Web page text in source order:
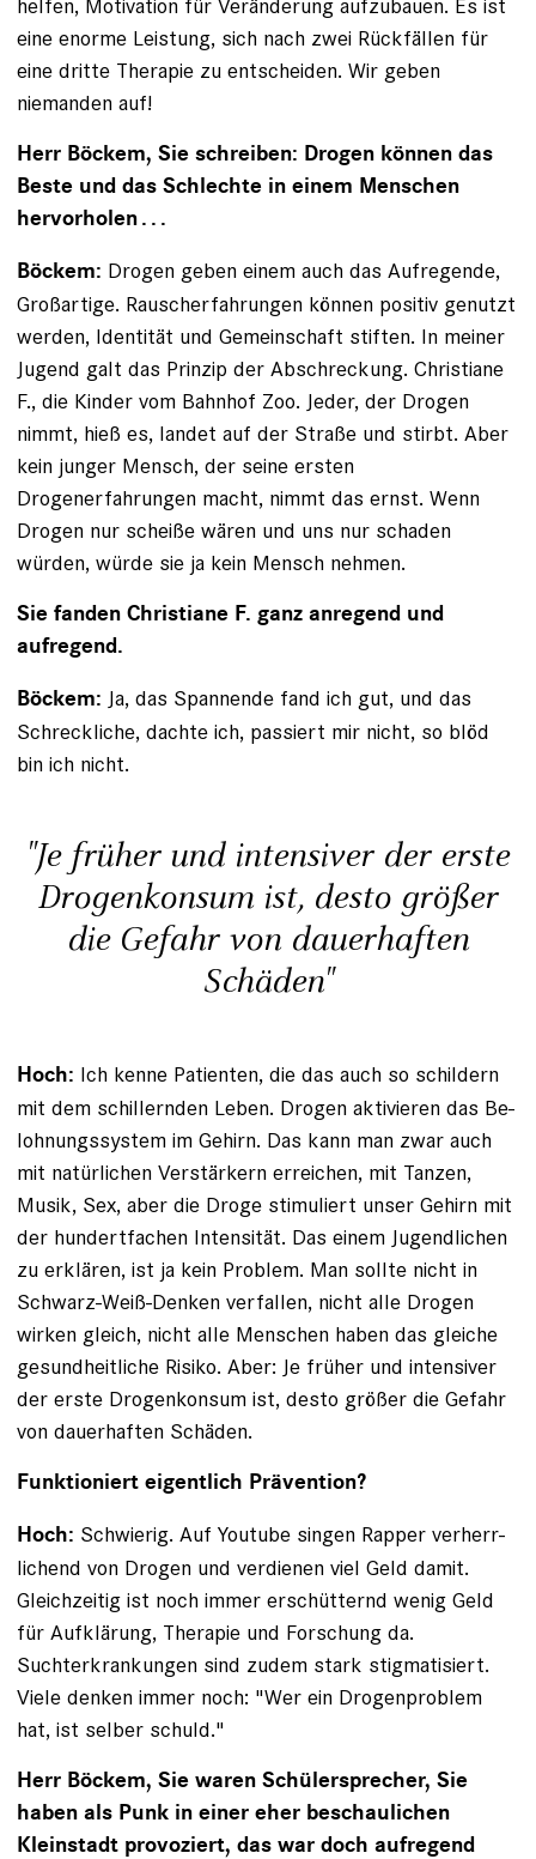
eine enorme Leistung, sich nach zwei Rückfällen für
eine dritte Therapie zu entscheiden. Wir geben
niemanden auf!
Herr Böckem, Sie schreiben: Drogen können das
Beste und das Schlechte in einem Menschen
hervorholen . . .
Böckem: Drogen geben einem auch das Aufregende,
Großartige. Rauscherfahrungen können positiv genutzt
werden, Identität und Gemeinschaft stiften. In meiner
Jugend galt das Prinzip der Abschreckung. Christiane
F., die ­Kinder vom Bahnhof Zoo. Jeder, der Drogen
nimmt, hieß es, landet auf der Straße und stirbt. Aber
kein junger Mensch, der seine ersten
Drogenerfahrungen macht, nimmt das ernst. Wenn
Drogen nur scheiße wären und uns nur schaden
würden, würde sie ja kein Mensch nehmen.
Sie fanden Christiane F. ganz anregend und
aufregend.
Böckem: Ja, das Spannende fand ich gut, und das
Schreckliche, dachte ich, passiert mir nicht, so blöd
bin ich nicht.
"Je früher und intensiver der erste
Drogenkonsum ist, desto größer
die Gefahr von dauerhaften
Schäden"
Hoch: Ich kenne Patienten, die das auch so schildern
mit dem schillernden Leben. Drogen aktivieren das Be­
lohnungssystem im Gehirn. Das kann man zwar auch
mit natürlichen Verstärkern erreichen, mit Tanzen,
Musik, Sex, aber die Droge stimuliert unser Gehirn mit
der hundertfachen Intensität. Das einem Jugendlichen
zu erklären, ist ja kein Problem. Man sollte nicht in
Schwarz-Weiß-­Denken verfallen, nicht alle Drogen
wirken gleich, nicht alle Menschen haben das gleiche
gesundheitliche Risiko. Aber: Je früher und intensiver
der erste Drogenkonsum ist, desto größer die Gefahr
von dauerhaften Schäden.
Funktioniert eigentlich Prävention?
Hoch: Schwierig. Auf Youtube singen Rapper verherr­
lichend von Drogen und verdienen viel Geld damit.
Gleichzeitig ist noch immer erschütternd wenig Geld
für Aufklärung, Therapie und Forschung da.
Suchterkrankungen sind zudem stark stigmatisiert.
Viele denken immer noch: "Wer ein Drogenproblem
hat, ist selber schuld."
Herr Böckem, Sie waren Schülersprecher, Sie
haben als Punk in einer eher beschaulichen
Kleinstadt provoziert, das war doch aufregend